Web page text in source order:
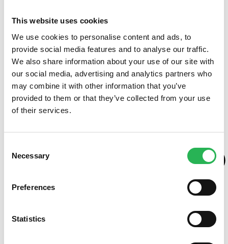
This website uses cookies
We use cookies to personalise content and ads, to
provide social media features and to analyse our traffic.
We also share information about your use of our site with
our social media, advertising and analytics partners who
may combine it with other information that you’ve
provided to them or that they’ve collected from your use
of their services.
Selection
Necessary
Preferences
Statistics
Søg støtte